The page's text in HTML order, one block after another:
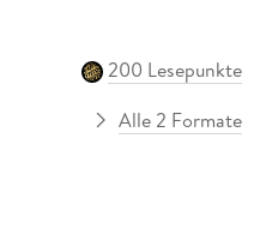
200 Lesepunkte
Alle 2 Formate